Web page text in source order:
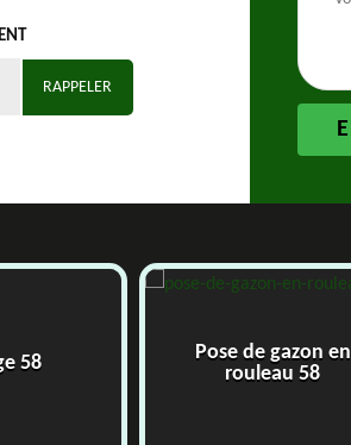
58
Pose de gazon en
rouleau 58